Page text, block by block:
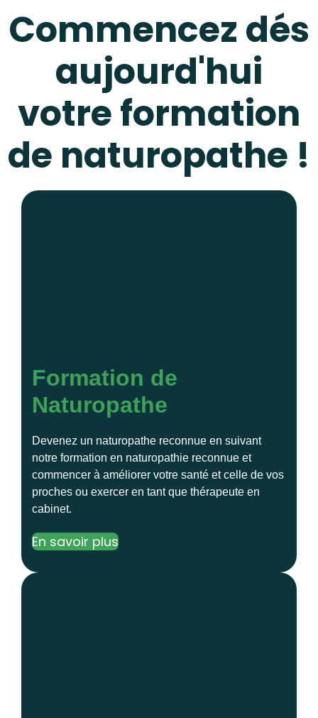
Commencez dés
aujourd'hui
votre formation
de naturopathe !
Formation de
Naturopathe
Devenez un naturopathe reconnue en suivant
notre formation en naturopathie reconnue et
commencer à améliorer votre santé et celle de vos
proches ou exercer en tant que thérapeute en
cabinet.
En savoir plus